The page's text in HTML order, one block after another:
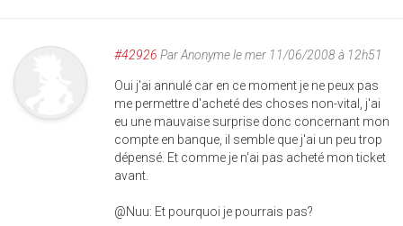
#42926 ParAnonymele mer 11/06/2008 à 12h51
Oui j'ai annulé car en ce moment je ne peux pas
me permettre d'acheté des choses non-vital, j'ai
eu une mauvaise surprise donc concernant mon
compte en banque, il semble que j'ai un peu trop
dépensé. Et comme je n'ai pas acheté mon ticket
avant.
@Nuu: Et pourquoi je pourrais pas?